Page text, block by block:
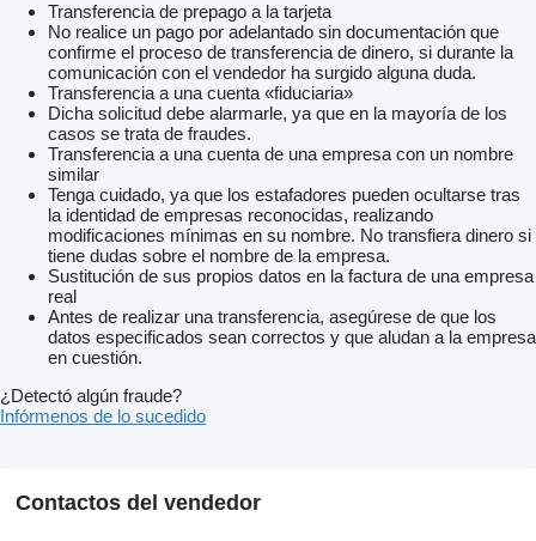
Transferencia de prepago a la tarjeta
No realice un pago por adelantado sin documentación que
confirme el proceso de transferencia de dinero, si durante la
comunicación con el vendedor ha surgido alguna duda.
Transferencia a una cuenta «fiduciaria»
Dicha solicitud debe alarmarle, ya que en la mayoría de los
casos se trata de fraudes.
Transferencia a una cuenta de una empresa con un nombre
similar
Tenga cuidado, ya que los estafadores pueden ocultarse tras
la identidad de empresas reconocidas, realizando
modificaciones mínimas en su nombre. No transfiera dinero si
tiene dudas sobre el nombre de la empresa.
Sustitución de sus propios datos en la factura de una empresa
real
Antes de realizar una transferencia, asegúrese de que los
datos especificados sean correctos y que aludan a la empresa
en cuestión.
¿Detectó algún fraude?
Infórmenos de lo sucedido
Contactos del vendedor